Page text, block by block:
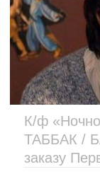
К/ф
ТАББАК /
заказу